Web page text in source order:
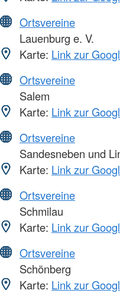
Ortsvereine
Lauenburg e. V.
Karte: Link zur
Ortsvereine
Salem
Karte: Link zur
Ortsvereine
Sandesneben und
Karte: Link zur
Ortsvereine
Schmilau
Karte: Link zur
Ortsvereine
Schönberg
Karte: Link zur